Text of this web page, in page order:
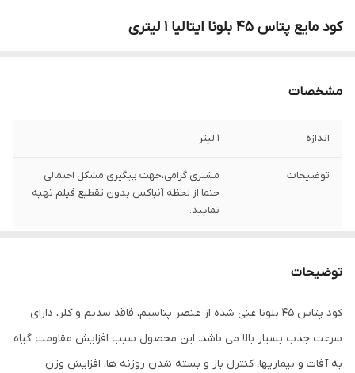
کود مایع پتاس 45 بلونا ایتالیا 1 لیتری
مشخصات
اندازه 1 لیتر
توضیحات
مشتری گرامی،جهت پیگیری مشکل احتمالی
حتما از لحظه آنباکس بدون تقطیع فیلم تهیه
نمایید.
توضیحات
کود پتاس 45 بلونا غنی شده از عنصر پتاسیم، فاقد سدیم و کلر، دارای
سرعت جذب بسیار بالا می باشد. این محصول سبب افزایش مقاومت گیاه
به آفات و بیماری‎ها، کنترل باز و بسته ‎شدن روزنه‎ ها، افزایش وزن